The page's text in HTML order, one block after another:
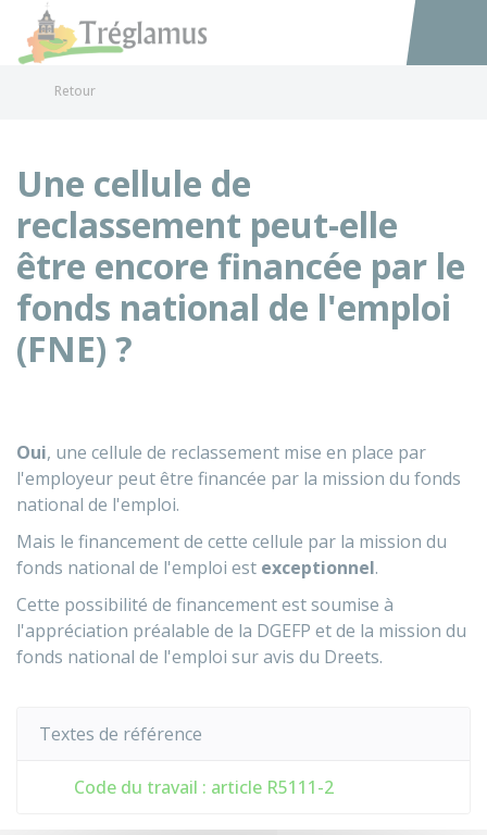
Accéder
Retour
Une cellule de
reclassement peut-elle
être encore financée par le
fonds national de l'emploi
(FNE) ?
Oui, une cellule de reclassement mise en place par
l'employeur peut être financée par la mission du fonds
national de l'emploi.
Mais le financement de cette cellule par la mission du
fonds national de l'emploi est exceptionnel.
Cette possibilité de financement est soumise à
l'appréciation préalable de la DGEFP et de la mission du
fonds national de l'emploi sur avis du Dreets.
Textes de référence
Code du travail : article R5111-2